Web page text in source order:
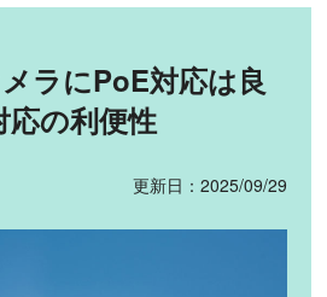
ラにPoE対応は良
の利便性
更新日：2025/09/29